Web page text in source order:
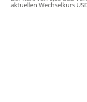
aktuellen Wechselkurs